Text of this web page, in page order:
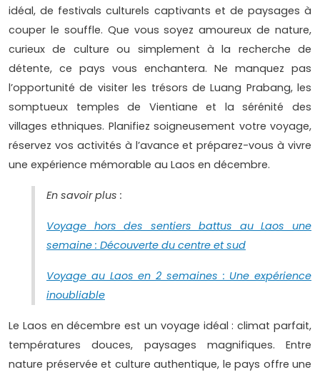
idéal, de festivals culturels captivants et de paysages à
couper le souffle. Que vous soyez amoureux de nature,
curieux de culture ou simplement à la recherche de
détente, ce pays vous enchantera. Ne manquez pas
l’opportunité de visiter les trésors de Luang Prabang, les
somptueux temples de Vientiane et la sérénité des
villages ethniques. Planifiez soigneusement votre voyage,
réservez vos activités à l’avance et préparez-vous à vivre
une expérience mémorable au Laos en décembre.
En savoir plus :
Voyage hors des sentiers battus au Laos une
semaine : Découverte du centre et sud
Voyage au Laos en 2 semaines : Une expérience
inoubliable
Le Laos en décembre est un voyage idéal : climat parfait,
températures douces, paysages magnifiques. Entre
nature préservée et culture authentique, le pays offre une